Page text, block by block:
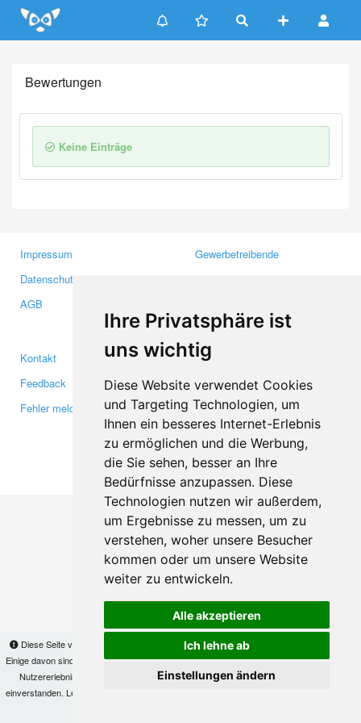
Ihre Privatsphäre ist
uns wichtig
Diese Website verwendet Cookies
und Targeting Technologien, um
Ihnen ein besseres Internet-Erlebnis
zu ermöglichen und die Werbung,
die Sie sehen, besser an Ihre
Bedürfnisse anzupassen. Diese
Technologien nutzen wir außerdem,
um Ergebnisse zu messen, um zu
verstehen, woher unsere Besucher
kommen oder um unsere Website
weiter zu entwickeln.
Alle akzeptieren
Ich lehne ab
Einstellungen ändern
Update cookies preferences
Diese Seite verwendet Cookies, um Informationen auf Ihrem Computer zu speichern.
Einige davon sind notwendig, damit unsere Seite funktioniert, andere helfen uns dabei, das
Nutzererlebnis zu verbessern. Mit der Nutzung dieser Seite erklären Sie sich damit
einverstanden. Lesen Sie unsere
Bewertungen
Keine Einträge
Impressum
Datenschutzerklärung
AGB
Gewerbetreibende
Medien
Kontakt
Feedback
Fehler melden
Facebook
Twitter
YouTube
Google+
Makis© Copyright 2026